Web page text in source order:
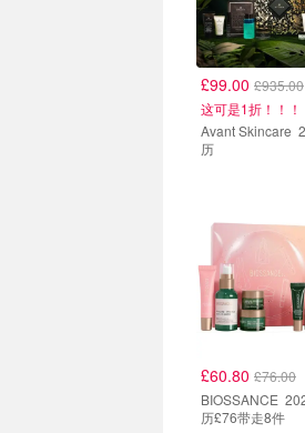
£99.00 £935.00
这可是1折！！！
Avant Skincare 2025年日
历
£60.80 £76.00
BIOSSANCE 2025圣诞日
历£76带走8件